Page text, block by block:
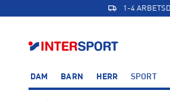
1-4
DAM BARN HERR SPORT